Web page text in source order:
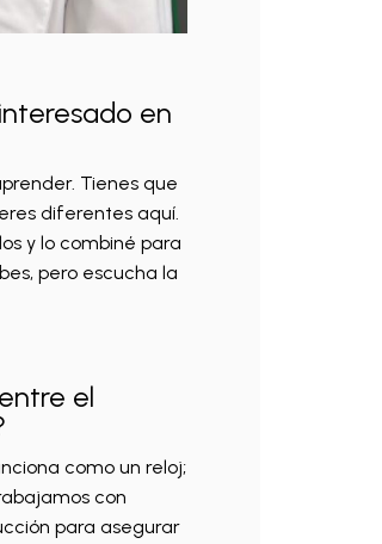
en
Tienes que
diferentes aquí.
y lo combiné para
pero escucha la
el
como un reloj;
con
para asegurar